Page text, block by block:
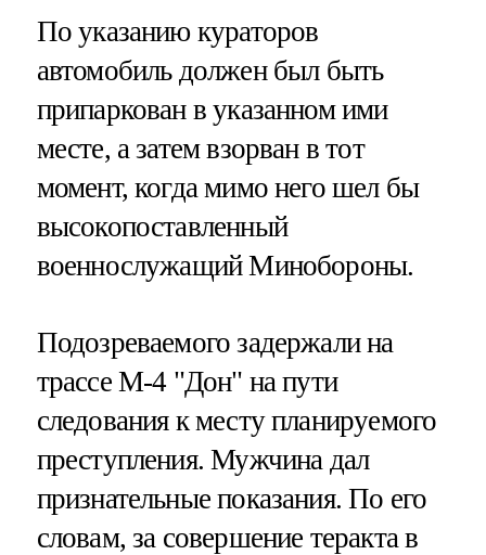
По указанию кураторов
автомобиль должен был быть
припаркован в указанном ими
месте, а затем взорван в тот
момент, когда мимо него шел бы
высокопоставленный
военнослужащий Минобороны.
Подозреваемого задержали на
трассе М-4 "Дон" на пути
следования к месту планируемого
преступления. Мужчина дал
признательные показания. По его
словам, за совершение теракта в